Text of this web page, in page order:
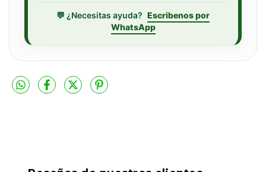
💬 ¿Necesitas ayuda? Escribenos por
WhatsApp